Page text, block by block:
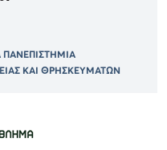
ΠΑΝΕΠΙΣΤΗΜΙΑ
ΚΑΙ ΘΡΗΣΚΕΥΜΑΤΩΝ